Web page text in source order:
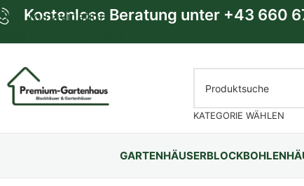
Skip to navigation
Kostenlose Beratung unter +43 660
KATEGORIE WÄHLEN
GARTENHÄUSER